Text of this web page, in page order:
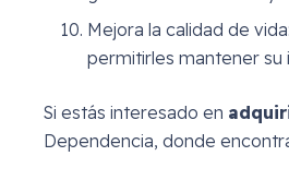
Mejora la calidad de
permitirles mantener su
Si estás interesado en
Dependencia, donde